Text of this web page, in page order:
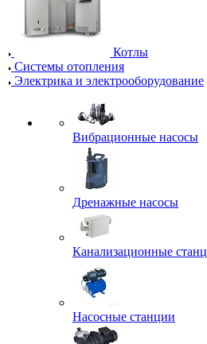
Котлы
Системы отопления
Электрика и электрооборудование
Вибрационные насосы
Дренажные насосы
Канализационные
Насосные станции